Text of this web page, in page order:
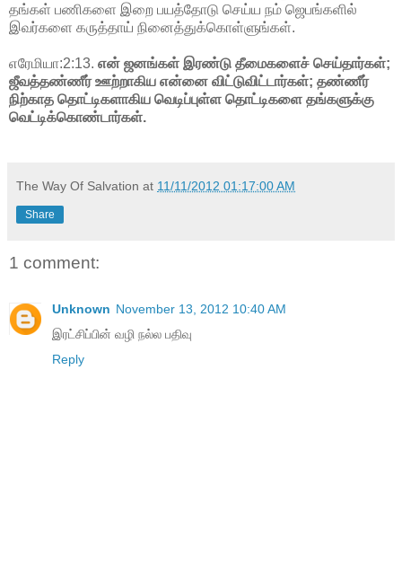
தங்கள் பணிகளை இறை பயத்தோடு செய்ய நம் ஜெபங்களில்
இவர்களை கருத்தாய் நினைத்துக்கொள்ளுங்கள்.
எரேமியா:2:13. என் ஜனங்கள் இரண்டு தீமைகளைச் செய்தார்கள்;
ஜீவத்தண்ணீர் ஊற்றாகிய என்னை விட்டுவிட்டார்கள்; தண்ணீர்
நிற்காத தொட்டிகளாகிய வெடிப்புள்ள தொட்டிகளை தங்களுக்கு
வெட்டிக்கொண்டார்கள்.
The Way Of Salvation at 11/11/2012 01:17:00 AM
Share
1 comment:
Unknown November 13, 2012 10:40 AM
இரட்சிப்பின் வழி நல்ல பதிவு
Reply